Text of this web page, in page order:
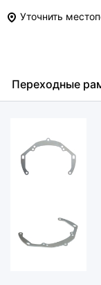
Уточнить
Переходные